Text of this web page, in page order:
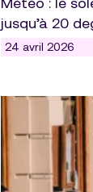
jusqu’à 20
24 avril 2026